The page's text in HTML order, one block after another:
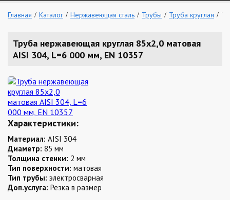
Главная Каталог Нержавеющая сталь Трубы Труба круглая
Труба нержавеющая круглая 85х2,0 матовая
AISI 304, L=6 000 мм, EN 10357
Характеристики:
Материал: AISI 304
Диаметр: 85 мм
Толщина стенки: 2 мм
Тип поверхности: матовая
Тип трубы: электросварная
Доп.услуга: Резка в размер